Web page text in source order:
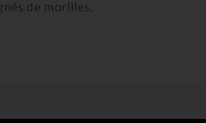
de morilles.